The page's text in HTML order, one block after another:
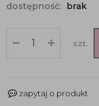
dostępność: brak
szt.
zapytaj o produkt